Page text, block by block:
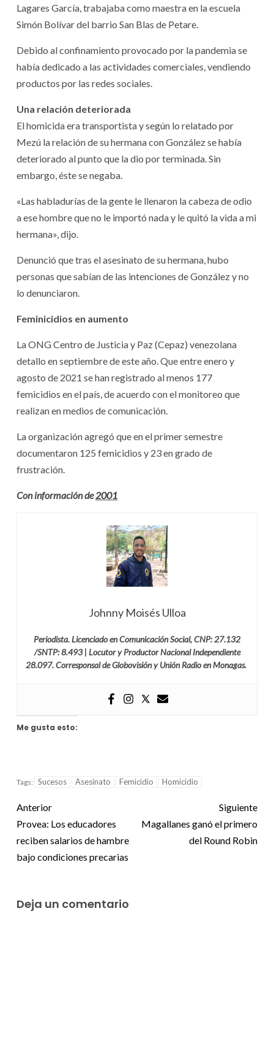
Lagares García, trabajaba como maestra en la escuela
Simón Bolívar del barrio San Blas de Petare.
Debido al confinamiento provocado por la pandemia se
había dedicado a las actividades comerciales, vendiendo
productos por las redes sociales.
Una relación deteriorada
El homicida era transportista y según lo relatado por
Mezú la relación de su hermana con González se había
deteriorado al punto que la dio por terminada. Sin
embargo, éste se negaba.
«Las habladurías de la gente le llenaron la cabeza de odio
a ese hombre que no le importó nada y le quitó la vida a mi
hermana», dijo.
Denunció que tras el asesinato de su hermana, hubo
personas que sabían de las intenciones de González y no
lo denunciaron.
Feminicidios en aumento
La ONG Centro de Justicia y Paz (Cepaz) venezolana
detallo en septiembre de este año. Que entre enero y
agosto de 2021 se han registrado al menos 177
femicidios en el país, de acuerdo con el monitoreo que
realizan en medios de comunicación.
La organización agregó que en el primer semestre
documentaron 125 femicidios y 23 en grado de
frustración.
Con información de2001
Johnny Moisés Ulloa
Periodista. Licenciado en Comunicación Social, CNP: 27.132
/SNTP: 8.493 | Locutor y Productor Nacional Independiente
28.097. Corresponsal de Globovisión y Unión Radio en Monagas.
Me gusta esto:
Tags: Sucesos Asesinato Femicidio Homicidio
Anterior
Provea: Los educadores
reciben salarios de hambre
bajo condiciones precarias
Siguiente
Magallanes ganó el primero
del Round Robin
Deja un comentario